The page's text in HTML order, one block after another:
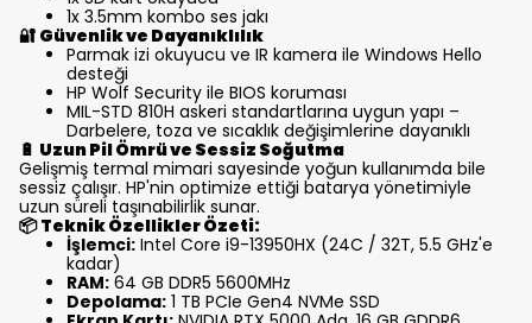
1x 3.5mm kombo ses jakı
🔐 Güvenlik ve Dayanıklılık
Parmak izi okuyucu ve IR kamera ile Windows Hello
desteği
HP Wolf Security ile BIOS koruması
MIL-STD 810H askeri standartlarına uygun yapı –
Darbelere, toza ve sıcaklık değişimlerine dayanıklı
🔋 Uzun Pil Ömrü ve Sessiz Soğutma
Gelişmiş termal mimari sayesinde yoğun kullanımda bile
sessiz çalışır. HP'nin optimize ettiği batarya yönetimiyle
uzun süreli taşınabilirlik sunar.
📦Teknik Özellikler Özeti:
İşlemci: Intel Core i9-13950HX (24C / 32T, 5.5 GHz'e
kadar)
RAM: 64 GB DDR5 5600MHz
Depolama: 1 TB PCIe Gen4 NVMe SSD